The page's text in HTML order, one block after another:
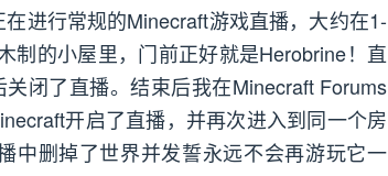
进行常规的Minecraft游戏直播，大约在1-
制的小屋里，门前正好就是Herobrine！直
闭了直播。结束后我在Minecraft Forums
开启了直播，并再次进入到同一个房
中删掉了世界并发誓永远不会再游玩它一